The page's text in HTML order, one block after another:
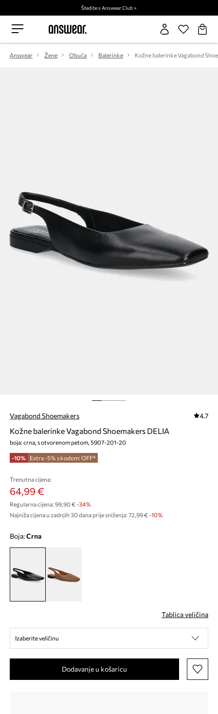
Štedite s Answear Club >
Answear Žene Obuća Balerinke
Vagabond Shoemakers 4.7
Kožne balerinke Vagabond Shoemakers DELIA
boja: crna, s otvorenom petom, 5907-201-20
-10% Extra -5% s kodom: OFF*
Trenutna cijena:
64,99 €
Regularna cijena: 99,90 €-34%
Najniža cijena u zadnjih 30 dana prije sniženja: 72,99 € -10%
Boja: crna
Tablica veličina
Izaberite veličinu
Dodavanje u košaricu